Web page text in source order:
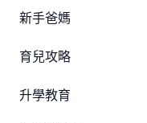
新手爸媽
育兒攻略
升學教育